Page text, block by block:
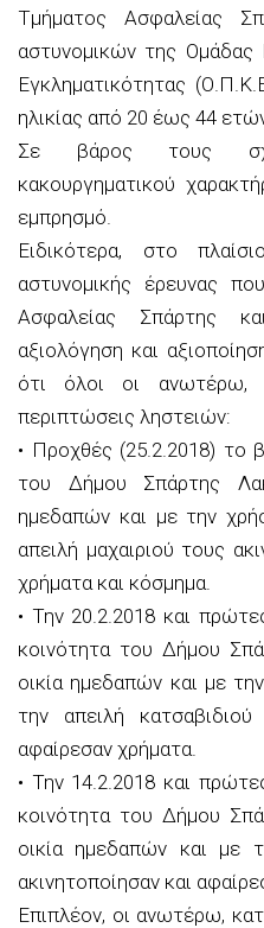
Τμήματος Ασφαλείας
αστυνομικών της
Εγκληματικότητας
ηλικίας από 20 έως 44
Σε βάρος τους
κακουργηματικού
εμπρησμό.
Ειδικότερα, στο
αστυνομικής έρευνας
Ασφαλείας Σπάρτης
αξιολόγηση και
ότι όλοι οι ανωτέρω,
περιπτώσεις ληστειών:
• Προχθές (25.2.2018) το
του Δήμου Σπάρτης
ημεδαπών και με την
απειλή μαχαιριού τους
χρήματα και κόσμημα.
• Την 20.2.2018 και
κοινότητα του Δήμου
οικία ημεδαπών και με
την απειλή
αφαίρεσαν χρήματα.
• Την 14.2.2018 και
κοινότητα του Δήμου
οικία ημεδαπών και με
ακινητοποίησαν και
Επιπλέον, οι ανωτέρω,